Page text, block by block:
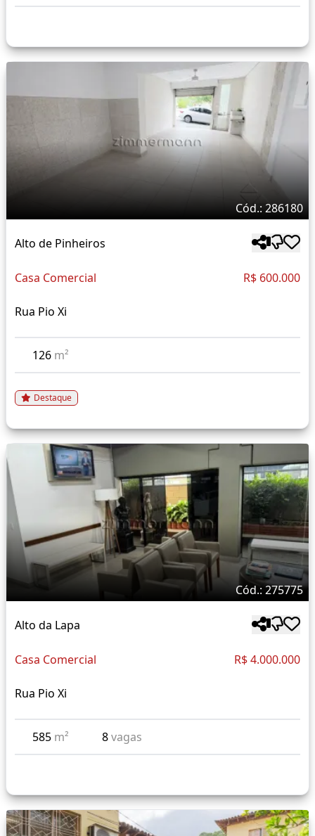
Cód.: 286180
Alto de Pinheiros
Casa Comercial R$ 600.000
Rua Pio Xi
126 m²
Destaque
Cód.: 275775
Alto da Lapa
Casa Comercial R$ 4.000.000
Rua Pio Xi
585 m² 8vagas